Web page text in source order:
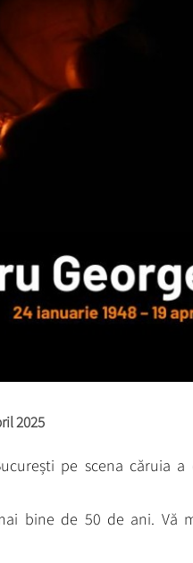
2025
pe scena căruia
bine de 50 de ani. Vă